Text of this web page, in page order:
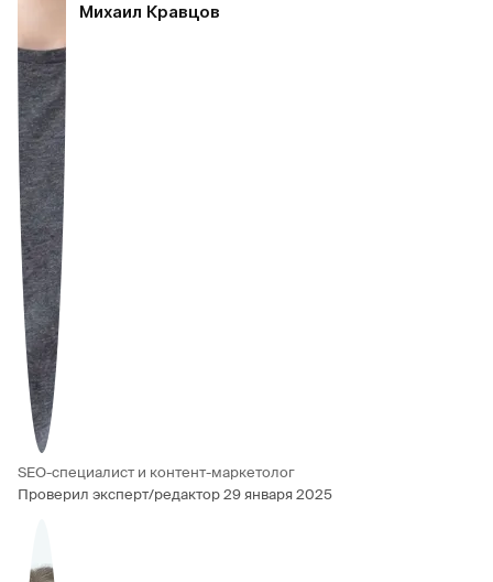
Михаил Кравцов
SEO-специалист и контент-маркетолог
Проверил эксперт/редактор29 января 2025